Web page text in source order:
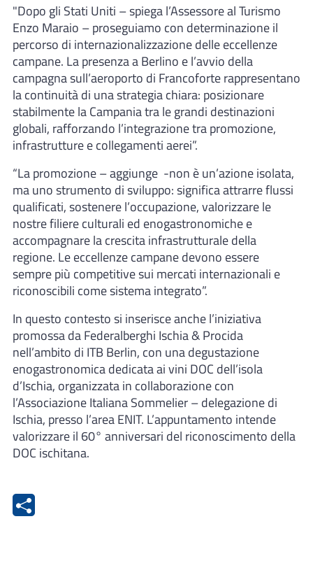
"Dopo gli Stati Uniti – spiega l’Assessore al Turismo
Enzo Maraio – proseguiamo con determinazione il
percorso di internazionalizzazione delle eccellenze
campane. La presenza a Berlino e l’avvio della
campagna sull’aeroporto di Francoforte rappresentano
la continuità di una strategia chiara: posizionare
stabilmente la Campania tra le grandi destinazioni
globali, rafforzando l’integrazione tra promozione,
infrastrutture e collegamenti aerei”.
“La promozione – aggiunge -non è un’azione isolata,
ma uno strumento di sviluppo: significa attrarre flussi
qualificati, sostenere l’occupazione, valorizzare le
nostre filiere culturali ed enogastronomiche e
accompagnare la crescita infrastrutturale della
regione. Le eccellenze campane devono essere
sempre più competitive sui mercati internazionali e
riconoscibili come sistema integrato”.
In questo contesto si inserisce anche l’iniziativa
promossa da Federalberghi Ischia & Procida
nell’ambito di ITB Berlin, con una degustazione
enogastronomica dedicata ai vini DOC dell’isola
d’Ischia, organizzata in collaborazione con
l’Associazione Italiana Sommelier – delegazione di
Ischia, presso l’area ENIT. L’appuntamento intende
valorizzare il 60° anniversari del riconoscimento della
DOC ischitana.